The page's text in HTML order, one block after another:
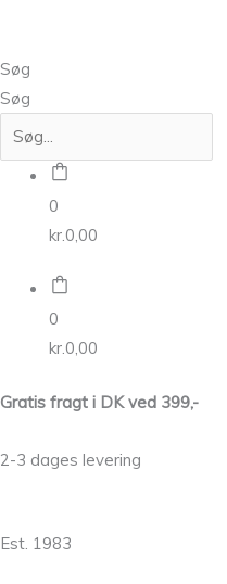
Søg
Søg
0
kr.0,00
0
kr.0,00
Gratis fragt i DK ved 399,-
2-3 dages levering
Est. 1983